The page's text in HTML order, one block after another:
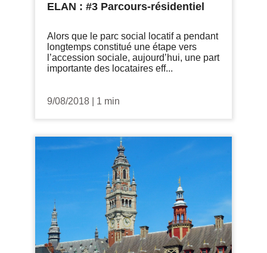
ELAN : #3 Parcours-résidentiel
Alors que le parc social locatif a pendant
longtemps constitué une étape vers
l’accession sociale, aujourd’hui, une part
importante des locataires eff...
9/08/2018 1 min